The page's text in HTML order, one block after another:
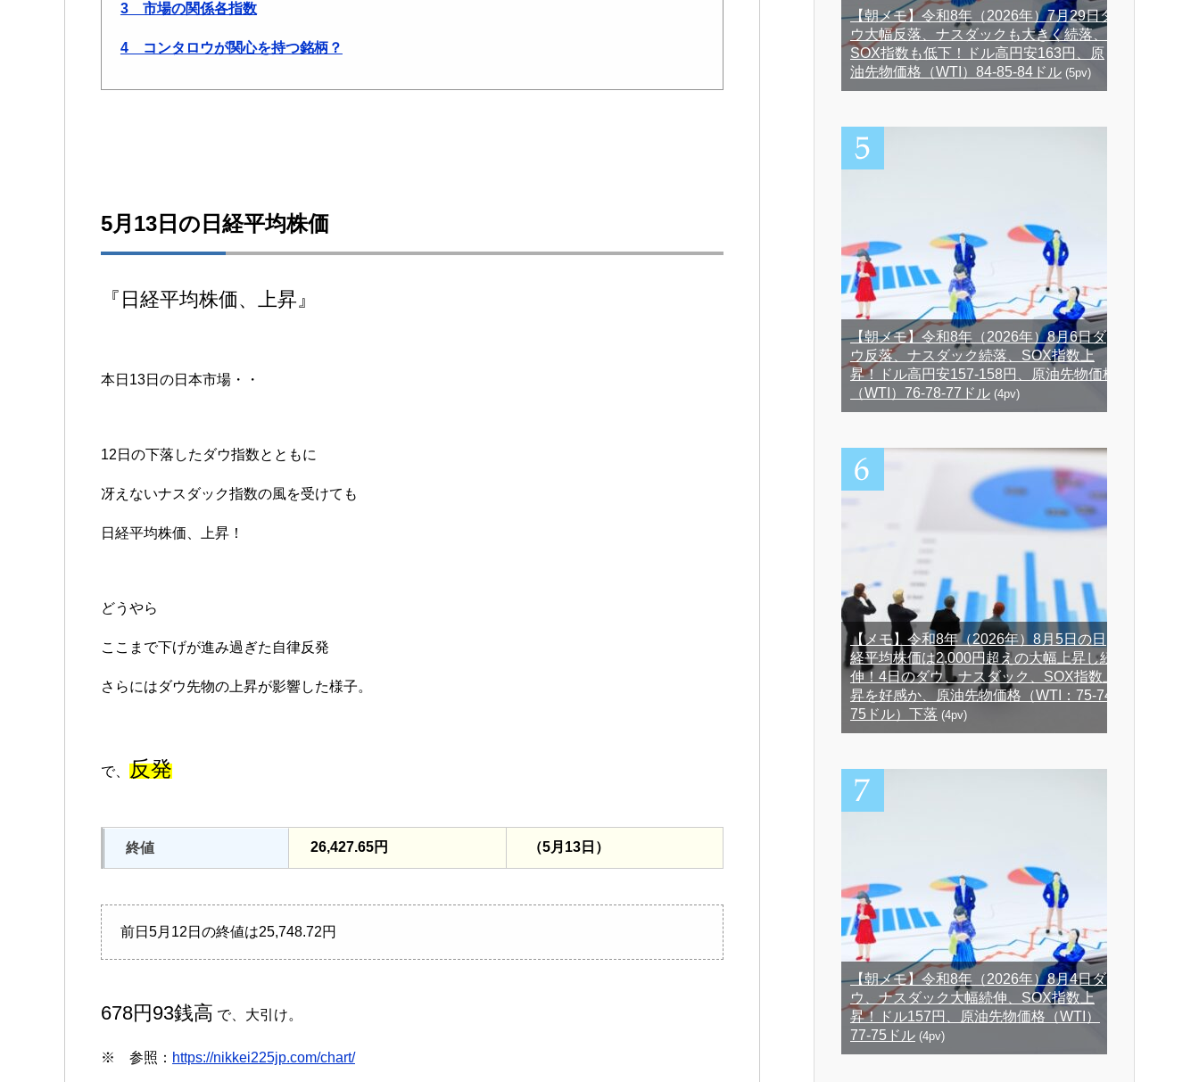
3 市場の関係各指数
4 コンタロウが関心を持つ銘柄？
5月13日の日経平均株価
『日経平均株価、上昇』
本日13日の日本市場・・
12日の下落したダウ指数とともに
冴えないナスダック指数の風を受けても
日経平均株価、上昇！
どうやら
ここまで下げが進み過ぎた自律反発
さらにはダウ先物の上昇が影響した様子。
で、 反発
終値 26,427.65円 （5月13日）
前日5月12日の終値は25,748.72円
678円93銭高 で、大引け。
※ 参照： https://nikkei225jp.com/chart/
【朝メモ】令和8年（2026年）7月29日ダ
ウ大幅反落、ナスダックも大きく続落、
SOX指数も低下！ドル高円安163円、原
油先物価格（WTI）84-85-84ドル (5pv)
【朝メモ】令和8年（2026年）8月6日ダ
ウ反落、ナスダック続落、SOX指数上
昇！ドル高円安157-158円、原油先物価格
（WTI）76-78-77ドル (4pv)
【メモ】令和8年（2026年）8月5日の日
経平均株価は2,000円超えの大幅上昇し続
伸！4日のダウ、ナスダック、SOX指数上
昇を好感か、原油先物価格（WTI：75-74-
75ドル）下落 (4pv)
【朝メモ】令和8年（2026年）8月4日ダ
ウ、ナスダック大幅続伸、SOX指数上
昇！ドル157円、原油先物価格（WTI）
77-75ドル (4pv)